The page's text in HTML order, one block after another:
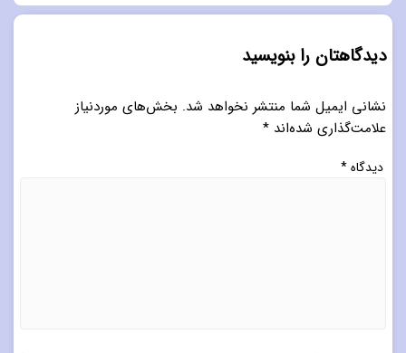
دیدگاهتان را بنویسید
نشانی ایمیل شما منتشر نخواهد شد. بخش‌های موردنیاز
علامت‌گذاری شده‌اند *
دیدگاه*